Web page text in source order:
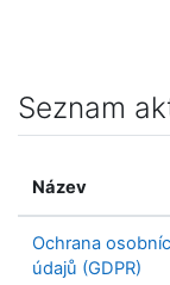
Seznam
Název
Ochrana
údajů (GDPR)